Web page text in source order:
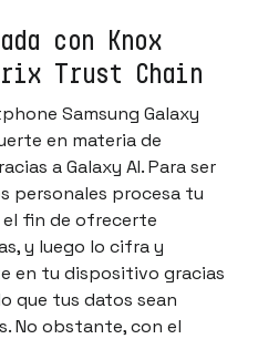
con Knox
Trust Chain
Samsung Galaxy
en materia de
a Galaxy AI. Para ser
personales procesa tu
fin de ofrecerte
y luego lo cifra y
en tu dispositivo gracias
que tus datos sean
No obstante, con el